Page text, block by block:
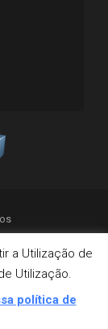
a Utilização de
Utilização.
política de